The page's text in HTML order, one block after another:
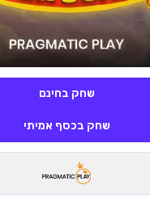
שחק בחינם
שחק בכסף אמיתי